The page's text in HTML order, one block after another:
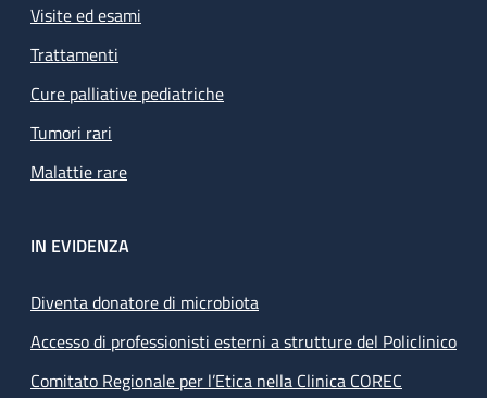
Visite ed esami
Trattamenti
Cure palliative pediatriche
Tumori rari
Malattie rare
IN EVIDENZA
Diventa donatore di microbiota
Accesso di professionisti esterni a strutture del Policlinico
Comitato Regionale per l’Etica nella Clinica COREC